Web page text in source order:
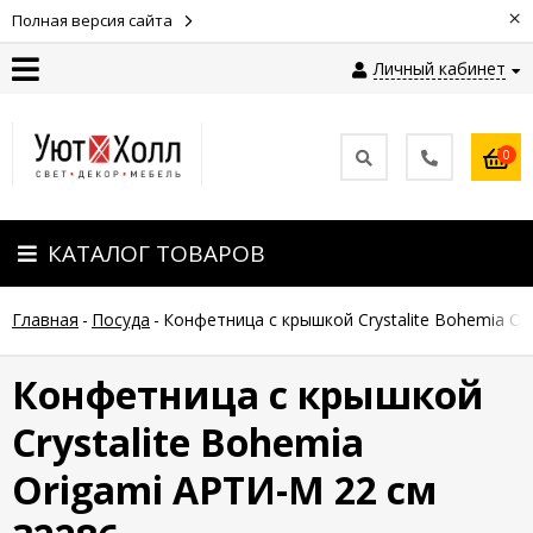
Полная версия сайта ×
Личный кабинет
Оплата
Доставка
Гарантия
возврат
Новости
Полезные
0
КАТАЛОГ ТОВАРОВ
Главная - Посуда - Конфетница с крышкой Crystalite Bohemia
Конфетница с крышкой
Crystalite Bohemia
Origami АРТИ-М 22 см